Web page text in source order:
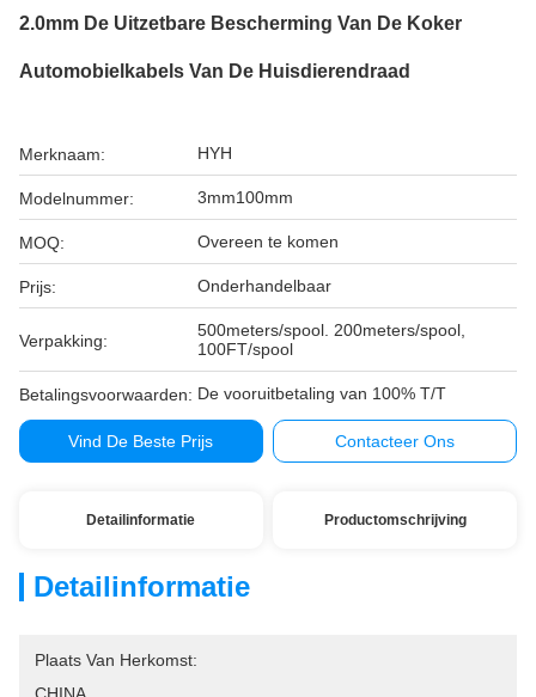
2.0mm De Uitzetbare Bescherming Van De Koker
Automobielkabels Van De Huisdierendraad
Merknaam: HYH
Modelnummer: 3mm100mm
MOQ: Overeen te komen
Prijs: Onderhandelbaar
Verpakking:
500meters/spool. 200meters/spool,
100FT/spool
Betalingsvoorwaarden: De vooruitbetaling van 100% T/T
Vind De Beste Prijs Contacteer Ons
Detailinformatie Productomschrijving
Detailinformatie
Plaats Van Herkomst: